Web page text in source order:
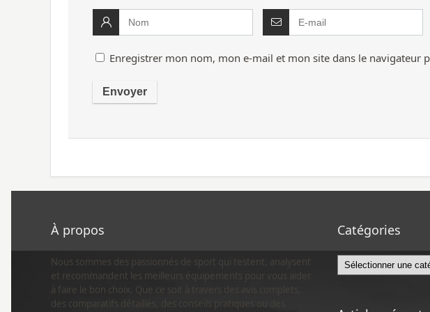
Enregistrer mon nom, mon e-mail et mon site dans le navigateur
À propos
Nous sommes des passionnés de sport qui testent, analysent
et recommandent les meilleurs équipements pour vous aider
à faire le bon choix. Que ce soit à travers des avis complets,
des comparatifs détaillés, des conseils pratiques ou des
Catégories
Catégories